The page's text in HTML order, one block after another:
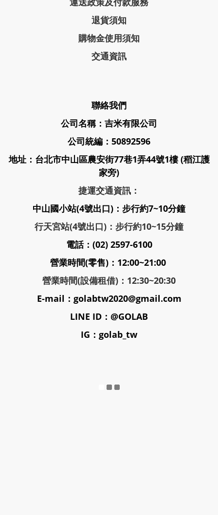
退貨須知
購物金使用須知
交通資訊
聯絡我們
公司名稱：吉米有限公司
公司統編：50892596
地址：台北市中山區農安街77巷1弄44號1樓 (稻江護
家旁)
捷運交通資訊：
中山國小站(4號出口)：步行約7~10分鐘
行天宮站(4號出口)：步行約10~15分鐘
電話：(02) 2597-6100
營業時間(零售)：12:00~21:00
營業時間(設備租借)：12:30~20:30
E-mail：golabtw2020@gmail.com
LINE ID：@GOLAB
IG：golab_tw